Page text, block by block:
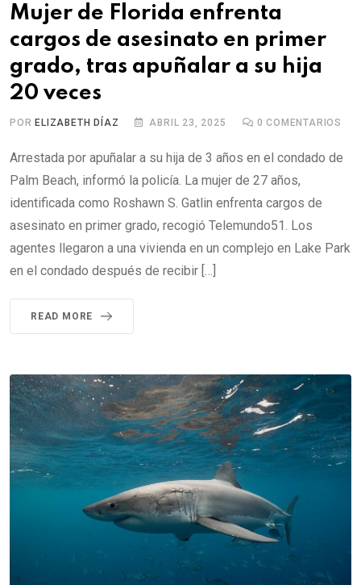
Mujer de Florida enfrenta
cargos de asesinato en primer
grado, tras apuñalar a su hija
20 veces
POR ELIZABETH DÍAZ ABRIL 23, 2025 0 COMENTARIOS
Arrestada por apuñalar a su hija de 3 años en el condado de
Palm Beach, informó la policía. La mujer de 27 años,
identificada como Roshawn S. Gatlin enfrenta cargos de
asesinato en primer grado, recogió Telemundo51. Los
agentes llegaron a una vivienda en un complejo en Lake Park
en el condado después de recibir […]
READ MORE